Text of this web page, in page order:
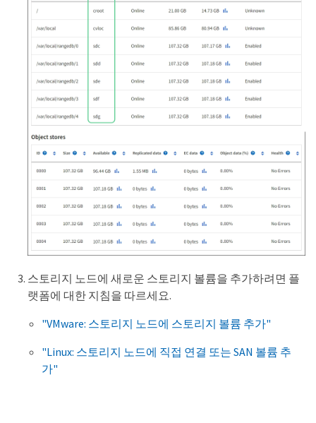
스토리지 노드에 새로운 스토리지 볼륨을 추가하려면 플
랫폼에 대한 지침을 따르세요.
"VMware: 스토리지 노드에 스토리지 볼륨 추가"
"Linux: 스토리지 노드에 직접 연결 또는 SAN 볼륨 추
가"